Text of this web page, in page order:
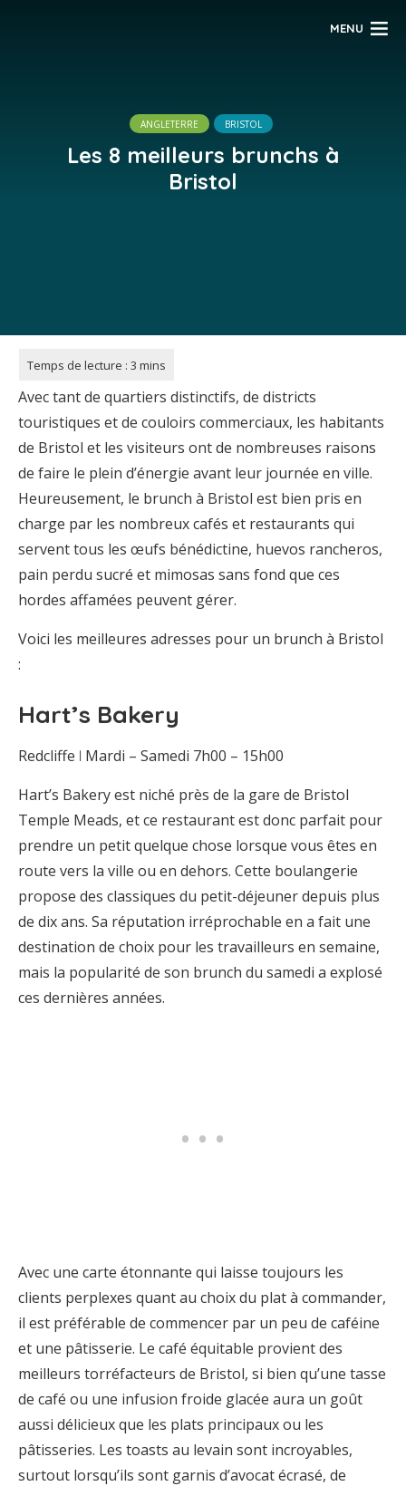
MENU
ANGLETERRE BRISTOL
Les 8 meilleurs brunchs à
Bristol
Avec tant de quartiers distinctifs, de districts
touristiques et de couloirs commerciaux, les habitants
de Bristol et les visiteurs ont de nombreuses raisons
de faire le plein d’énergie avant leur journée en ville.
Heureusement, le brunch à Bristol est bien pris en
charge par les nombreux cafés et restaurants qui
servent tous les œufs bénédictine, huevos rancheros,
pain perdu sucré et mimosas sans fond que ces
hordes affamées peuvent gérer.
Voici les meilleures adresses pour un brunch à Bristol
:
Hart’s Bakery
Redcliffe ꘡ Mardi – Samedi 7h00 – 15h00
Hart’s Bakery est niché près de la gare de Bristol
Temple Meads, et ce restaurant est donc parfait pour
prendre un petit quelque chose lorsque vous êtes en
route vers la ville ou en dehors. Cette boulangerie
propose des classiques du petit-déjeuner depuis plus
de dix ans. Sa réputation irréprochable en a fait une
destination de choix pour les travailleurs en semaine,
mais la popularité de son brunch du samedi a explosé
ces dernières années.
Avec une carte étonnante qui laisse toujours les
clients perplexes quant au choix du plat à commander,
il est préférable de commencer par un peu de caféine
et une pâtisserie. Le café équitable provient des
meilleurs torréfacteurs de Bristol, si bien qu’une tasse
de café ou une infusion froide glacée aura un goût
aussi délicieux que les plats principaux ou les
pâtisseries. Les toasts au levain sont incroyables,
surtout lorsqu’ils sont garnis d’avocat écrasé, de